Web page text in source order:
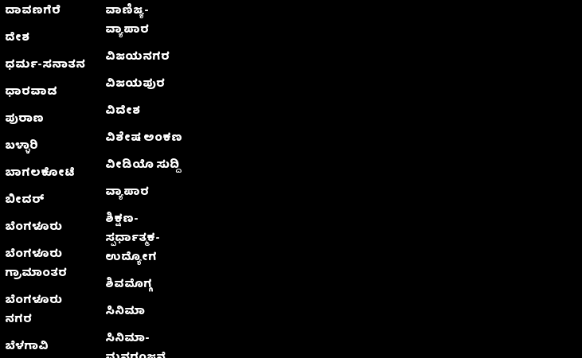
ದಾವಣಗೆರೆ
ದೇಶ
ಧರ್ಮ-ಸನಾತನ
ಧಾರವಾಡ
ಪುರಾಣ
ಬಳ್ಳಾರಿ
ಬಾಗಲಕೋಟೆ
ಬೀದರ್
ಬೆಂಗಳೂರು
ಬೆಂಗಳೂರು
ಗ್ರಾಮಾಂತರ
ಬೆಂಗಳೂರು
ನಗರ
ಬೆಳಗಾವಿ
ವಾಣಿಜ್ಯ-
ವ್ಯಾಪಾರ
ವಿಜಯನಗರ
ವಿಜಯಪುರ
ವಿದೇಶ
ವಿಶೇಷ ಅಂಕಣ
ವೀಡಿಯೊ ಸುದ್ದಿ
ವ್ಯಾಪಾರ
ಶಿಕ್ಷಣ-
ಸ್ಪರ್ಧಾತ್ಮಕ-
ಉದ್ಯೋಗ
ಶಿವಮೊಗ್ಗ
ಸಿನಿಮಾ
ಸಿನಿಮಾ-